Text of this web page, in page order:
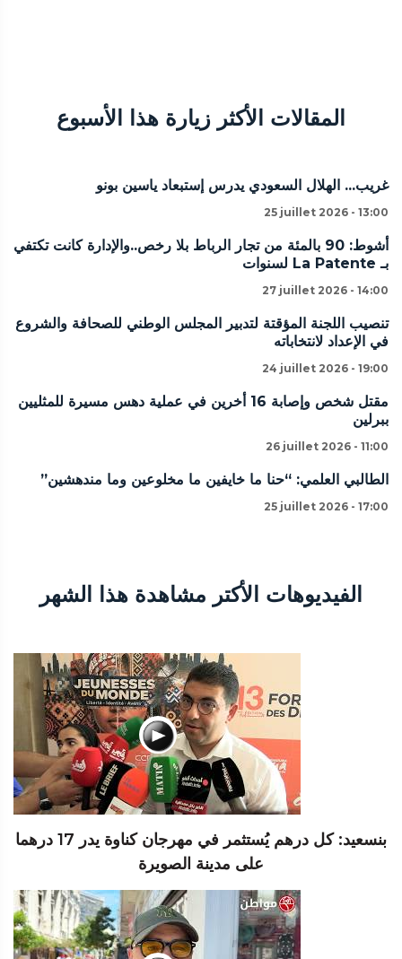
المقالات الأكثر زيارة هذا الأسبوع
غريب... الهلال السعودي يدرس إستبعاد ياسين بونو
25 juillet 2026 - 13:00
أشوط: 90 بالمئة من تجار الرباط بلا رخص..والإدارة كانت تكتفي
بـ La Patente لسنوات
27 juillet 2026 - 14:00
تنصيب اللجنة المؤقتة لتدبير المجلس الوطني للصحافة والشروع
في الإعداد لانتخاباته
24 juillet 2026 - 19:00
مقتل شخص وإصابة 16 أخرين في عملية دهس مسيرة للمثليين
ببرلين
26 juillet 2026 - 11:00
الطالبي العلمي: “حنا ما خايفين ما مخلوعين وما مندهشين”
25 juillet 2026 - 17:00
الفيديوهات الأكتر مشاهدة هذا الشهر
بنسعيد: كل درهم يُستثمر في مهرجان كناوة يدر 17 درهما
على مدينة الصويرة